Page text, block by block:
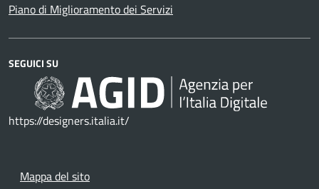
Piano di Miglioramento dei Servizi
SEGUICI SU
https://designers.italia.it/
Mappa del sito